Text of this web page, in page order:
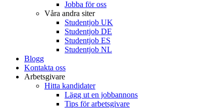
Jobba för oss
Våra andra siter
Studentjob UK
Studentjob DE
Studentjob ES
Studentjob NL
Blogg
Kontakta oss
Arbetsgivare
Hitta kandidater
Lägg ut en jobbannons
Tips för arbetsgivare